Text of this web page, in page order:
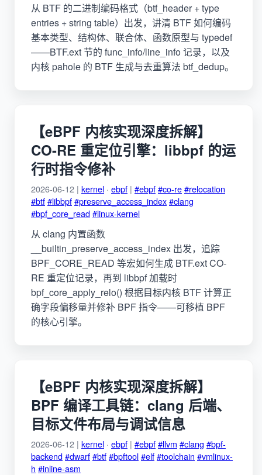
从 BTF 的二进制编码格式（btf_header + type
entries + string table）出发，讲清 BTF 如何编码
基本类型、结构体、联合体、函数原型与 typedef
——BTF.ext 节的 func_info/line_info 记录，以及
内核 pahole 的 BTF 生成与去重算法 btf_dedup。
【eBPF 内核实现深度拆解】
CO-RE 重定位引擎：libbpf 的运
行时指令修补
2026-06-12 | kernel · ebpf | #ebpf#co-re#relocation
#btf#libbpf#preserve_access_index#clang
#bpf_core_read#linux-kernel
从 clang 内置函数
__builtin_preserve_access_index 出发，追踪
BPF_CORE_READ 等宏如何生成 BTF.ext CO-
RE 重定位记录，再到 libbpf 加载时
bpf_core_apply_relo() 根据目标内核 BTF 计算正
确字段偏移量并修补 BPF 指令——可移植 BPF
的核心引擎。
【eBPF 内核实现深度拆解】
BPF 编译工具链：clang 后端、
目标文件布局与调试信息
2026-06-12 | kernel · ebpf | #ebpf#llvm #clang #bpf-
backend#dwarf#btf#bpftool#elf#toolchain #vmlinux-
h #inline-asm